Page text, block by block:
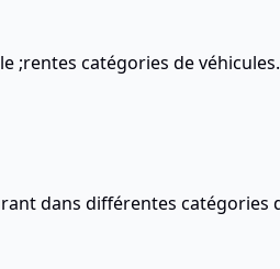
;rentes catégories de véhicules.
dans différentes catégories